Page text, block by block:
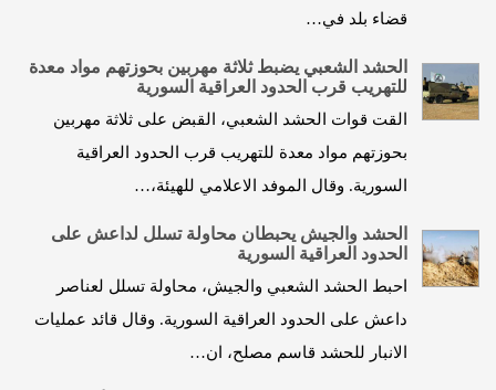
قضاء بلد في…
الحشد الشعبي يضبط ثلاثة مهربين بحوزتهم مواد معدة
للتهريب قرب الحدود العراقية السورية
القت قوات الحشد الشعبي، القبض على ثلاثة مهربين
بحوزتهم مواد معدة للتهريب قرب الحدود العراقية
السورية. وقال الموفد الاعلامي للهيئة،…
الحشد والجيش يحبطان محاولة تسلل لداعش على
الحدود العراقية السورية
احبط الحشد الشعبي والجيش، محاولة تسلل لعناصر
داعش على الحدود العراقية السورية. وقال قائد عمليات
الانبار للحشد قاسم مصلح، ان…